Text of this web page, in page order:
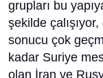
grupları bu
şekilde
sonucu çok
kadar Suriye
olan İran ve